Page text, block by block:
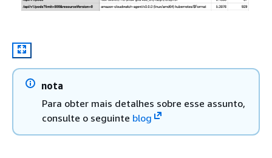
nota
Para obter mais detalhes sobre esse assunto,
consulte o seguinte blog